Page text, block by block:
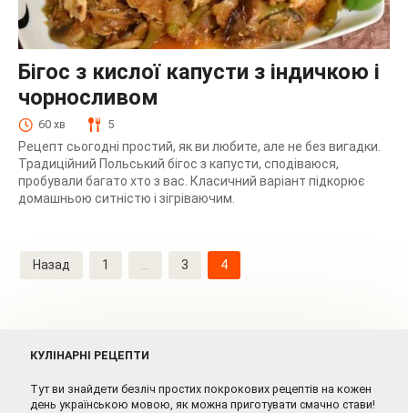
Бігос з кислої капусти з індичкою і
чорносливом
60 хв 5
Рецепт сьогодні простий, як ви любите, але не без вигадки.
Традиційний Польський бігос з капусти, сподіваюся,
пробували багато хто з вас. Класичний варіант підкорює
домашньою ситністю і зігріваючим.
Навігація
записів
Назад 1 3 4
КУЛІНАРНІ РЕЦЕПТИ
Тут ви знайдети безліч простих покрокових рецептів на кожен
день українською мовою, як можна приготувати смачно стави!